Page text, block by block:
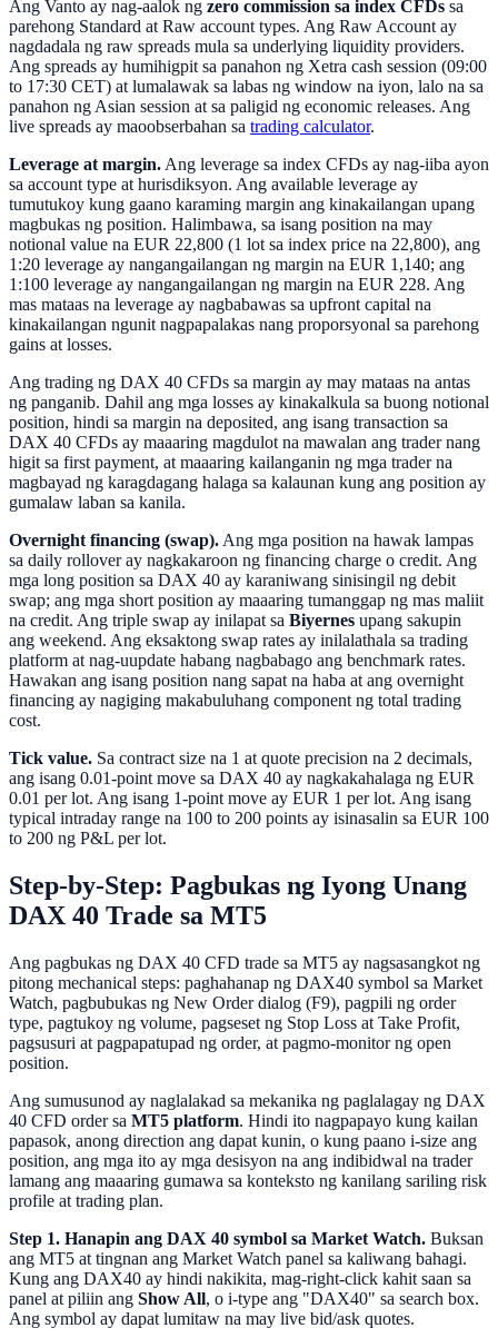
Ang Vanto ay nag-aalok ng zero commission sa index CFDs sa
parehong Standard at Raw account types. Ang Raw Account ay
nagdadala ng raw spreads mula sa underlying liquidity providers.
Ang spreads ay humihigpit sa panahon ng Xetra cash session (09:00
to 17:30 CET) at lumalawak sa labas ng window na iyon, lalo na sa
panahon ng Asian session at sa paligid ng economic releases. Ang
live spreads ay maoobserbahan sa trading calculator.
Leverage at margin. Ang leverage sa index CFDs ay nag-iiba ayon
sa account type at hurisdiksyon. Ang available leverage ay
tumutukoy kung gaano karaming margin ang kinakailangan upang
magbukas ng position. Halimbawa, sa isang position na may
notional value na EUR 22,800 (1 lot sa index price na 22,800), ang
1:20 leverage ay nangangailangan ng margin na EUR 1,140; ang
1:100 leverage ay nangangailangan ng margin na EUR 228. Ang
mas mataas na leverage ay nagbabawas sa upfront capital na
kinakailangan ngunit nagpapalakas nang proporsyonal sa parehong
gains at losses.
Ang trading ng DAX 40 CFDs sa margin ay may mataas na antas
ng panganib. Dahil ang mga losses ay kinakalkula sa buong notional
position, hindi sa margin na deposited, ang isang transaction sa
DAX 40 CFDs ay maaaring magdulot na mawalan ang trader nang
higit sa first payment, at maaaring kailanganin ng mga trader na
magbayad ng karagdagang halaga sa kalaunan kung ang position ay
gumalaw laban sa kanila.
Overnight financing (swap). Ang mga position na hawak lampas
sa daily rollover ay nagkakaroon ng financing charge o credit. Ang
mga long position sa DAX 40 ay karaniwang sinisingil ng debit
swap; ang mga short position ay maaaring tumanggap ng mas maliit
na credit. Ang triple swap ay inilapat sa Biyernes upang sakupin
ang weekend. Ang eksaktong swap rates ay inilalathala sa trading
platform at nag-uupdate habang nagbabago ang benchmark rates.
Hawakan ang isang position nang sapat na haba at ang overnight
financing ay nagiging makabuluhang component ng total trading
cost.
Tick value. Sa contract size na 1 at quote precision na 2 decimals,
ang isang 0.01-point move sa DAX 40 ay nagkakahalaga ng EUR
0.01 per lot. Ang isang 1-point move ay EUR 1 per lot. Ang isang
typical intraday range na 100 to 200 points ay isinasalin sa EUR 100
to 200 ng P&L per lot.
Step-by-Step: Pagbukas ng Iyong Unang
DAX 40 Trade sa MT5
Ang pagbukas ng DAX 40 CFD trade sa MT5 ay nagsasangkot ng
pitong mechanical steps: paghahanap ng DAX40 symbol sa Market
Watch, pagbubukas ng New Order dialog (F9), pagpili ng order
type, pagtukoy ng volume, pagseset ng Stop Loss at Take Profit,
pagsusuri at pagpapatupad ng order, at pagmo-monitor ng open
position.
Ang sumusunod ay naglalakad sa mekanika ng paglalagay ng DAX
40 CFD order sa MT5 platform. Hindi ito nagpapayo kung kailan
papasok, anong direction ang dapat kunin, o kung paano i-size ang
position, ang mga ito ay mga desisyon na ang indibidwal na trader
lamang ang maaaring gumawa sa konteksto ng kanilang sariling risk
profile at trading plan.
Step 1. Hanapin ang DAX 40 symbol sa Market Watch. Buksan
ang MT5 at tingnan ang Market Watch panel sa kaliwang bahagi.
Kung ang DAX40 ay hindi nakikita, mag-right-click kahit saan sa
panel at piliin ang Show All, o i-type ang "DAX40" sa search box.
Ang symbol ay dapat lumitaw na may live bid/ask quotes.